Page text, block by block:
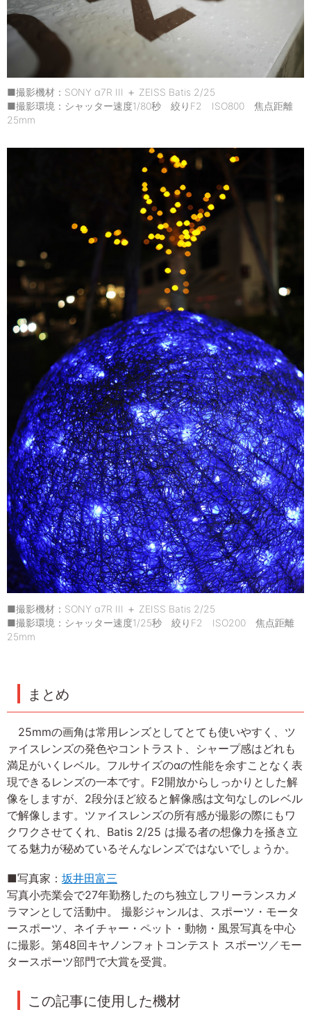
■撮影機材：SONY α7R III ＋ ZEISS Batis 2/25
■撮影環境：シャッター速度1/80秒 絞りF2 ISO800 焦点距離
25mm
■撮影機材：SONY α7R III ＋ ZEISS Batis 2/25
■撮影環境：シャッター速度1/25秒 絞りF2 ISO200 焦点距離
25mm
まとめ
25mmの画角は常用レンズとしてとても使いやすく、ツ
ァイスレンズの発色やコントラスト、シャープ感はどれも
満足がいくレベル。フルサイズのαの性能を余すことなく表
現できるレンズの一本です。F2開放からしっかりとした解
像をしますが、2段分ほど絞ると解像感は文句なしのレベル
で解像します。ツァイスレンズの所有感が撮影の際にもワ
クワクさせてくれ、Batis 2/25 は撮る者の想像力を掻き立
てる魅力が秘めているそんなレンズではないでしょうか。
■写真家： 坂井田富三
写真小売業会で27年勤務したのち独立しフリーランスカメ
ラマンとして活動中。 撮影ジャンルは、スポーツ・モータ
ースポーツ、ネイチャー・ペット・動物・風景写真を中心
に撮影。第48回キヤノンフォトコンテスト スポーツ／モー
タースポーツ部門で大賞を受賞。
この記事に使用した機材